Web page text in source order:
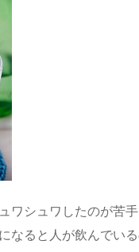
ワシュワしたのが苦
になると人が飲んでい